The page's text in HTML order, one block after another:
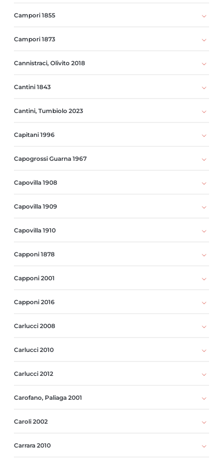
Campori 1855
Campori 1873
Cannistraci, Olivito 2018
Cantini 1843
Cantini, Tumbiolo 2023
Capitani 1996
Capogrossi Guarna 1967
Capovilla 1908
Capovilla 1909
Capovilla 1910
Capponi 1878
Capponi 2001
Capponi 2016
Carlucci 2008
Carlucci 2010
Carlucci 2012
Carofano, Paliaga 2001
Caroli 2002
Carrara 2010